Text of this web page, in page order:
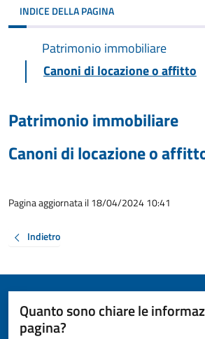
INDICE DELLA PAGINA
Patrimonio immobiliare
Canoni di locazione o affitto
Patrimonio immobiliare
Canoni di locazione o
Pagina aggiornata il 18/04/2024 10:41
Indietro
Quanto sono chiare le
pagina?